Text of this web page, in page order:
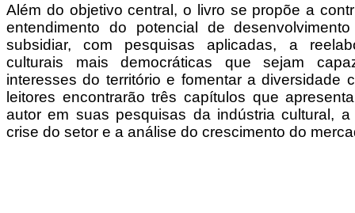
Além do objetivo central, o livro se propõe a
entendimento do potencial de
subsidiar, com pesquisas aplicadas, a
culturais mais democráticas que sejam
interesses do território e fomentar a diversidade
leitores encontrarão três capítulos que
autor em suas pesquisas da indústria cultural,
crise do setor e a análise do crescimento do